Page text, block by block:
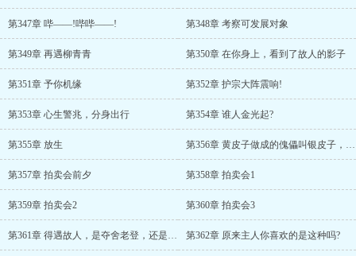
第347章 哔——!哔哔——! 第348章 考察可发展对象
第349章 再遇柳青青 第350章 在你身上，看到了故人的影子
第351章 予你机缘 第352章 护宗大阵震响!
第353章 心生警兆，分身出行 第354章 谁人金光起?
第355章 放生 第356章 黄皮子做成的傀儡叫银皮子，不是很应景吗?
第357章 拍卖会前夕 第358章 拍卖会1
第359章 拍卖会2 第360章 拍卖会3
第361章 得遇故人，是夺舍老登，还是心机boy? 第362章 原来主人你喜欢的是这种吗?